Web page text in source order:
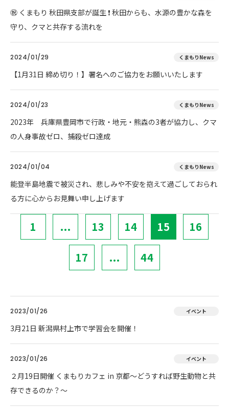
㊗ くまもり 秋田県支部が誕生 ❗ 秋田からも、水源の豊かな森を
守り、クマと共存する流れを
2024/01/29 くまもりNews
【1月31日 締め切り！】署名へのご協力をお願いいたします
2024/01/23 くまもりNews
2023年 兵庫県豊岡市で行政・地元・熊森の3者が協力し、クマ
の人身事故ゼロ、捕殺ゼロ達成
2024/01/04 くまもりNews
能登半島地震で被災され、悲しみや不安を抱えて過ごしておられ
る方に心からお見舞い申し上げます
1 ... 13 14 15 16
17 ... 44
2023/01/26 イベント
3月21日 新潟県村上市で学習会を開催！
2023/01/26 イベント
２月19日開催 くまもりカフェ in 京都～どうすれば野生動物と共
存できるのか？～